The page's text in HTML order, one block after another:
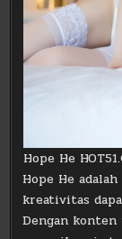
Hope He
Hope He
kreativitas
Dengan